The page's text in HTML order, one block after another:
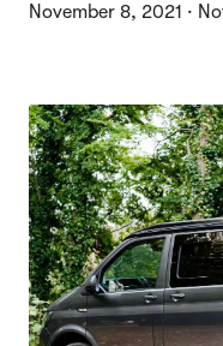
November 8, 2021 ·